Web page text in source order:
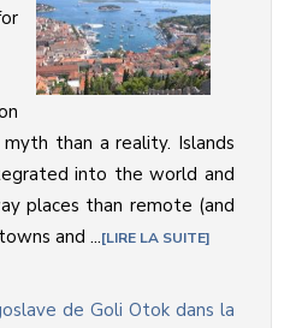
than a reality. Islands
into the world and
places than remote (and
and ... LIRE LA SUITE
de Goli Otok dans la